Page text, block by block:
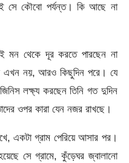
সে কৌবো পর্যন্ত। কি আছে না
মন থেকে দূর করতে পারছেন না
এখন নয়, আরও কিছুদিন পরে। যে
লক্ষ্য করছেন তিনি গত দুদিন
ওপর কারা যেন নজর রাখছে।
একটা গ্রাম পেরিয়ে আসার পর।
সে গ্রামে, কুঁড়েঘর জ্বালানো